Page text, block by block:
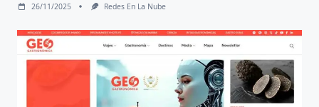
26/11/2025 Redes En La Nube